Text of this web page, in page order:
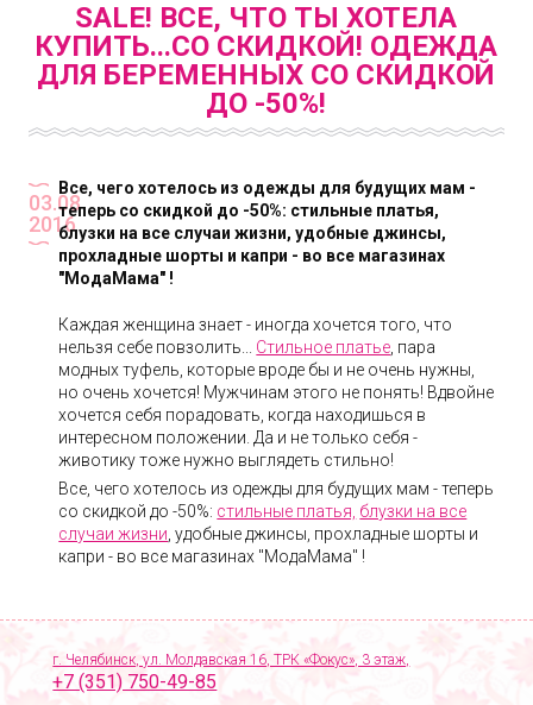
SALE! ВСЕ, ЧТО ТЫ ХОТЕЛА
КУПИТЬ...СО СКИДКОЙ! ОДЕЖДА
ДЛЯ БЕРЕМЕННЫХ СО СКИДКОЙ
ДО -50%!
03.08
2016
Все, чего хотелось из одежды для будущих мам -
теперь со скидкой до -50%: стильные платья,
блузки на все случаи жизни, удобные джинсы,
прохладные шорты и капри - во все магазинах
"МодаМама" !
Каждая женщина знает - иногда хочется того, что
нельзя себе повзолить... Стильное платье , пара
модных туфель, которые вроде бы и не очень нужны,
но очень хочется! Мужчинам этого не понять! Вдвойне
хочется себя порадовать, когда находишься в
интересном положении. Да и не только себя -
животику тоже нужно выглядеть стильно!
Все, чего хотелось из одежды для будущих мам - теперь
со скидкой до -50%: стильные платья, блузки на все
случаи жизни , удобные джинсы, прохладные шорты и
капри - во все магазинах "МодаМама" !
г. Челябинск, ул. Молдавская 16, ТРК «Фокус», 3 этаж,
+7 (351) 750-49-85